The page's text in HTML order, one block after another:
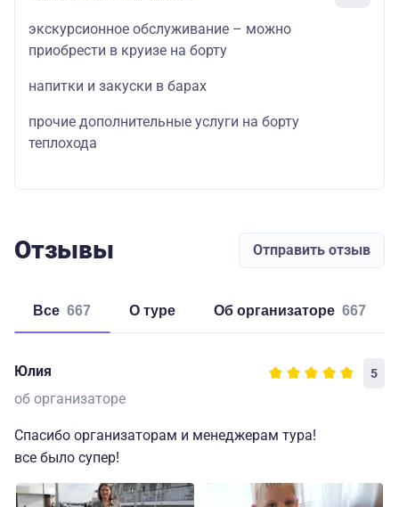
экскурсионное обслуживание – можно
приобрести в круизе на борту
напитки и закуски в барах
прочие дополнительные услуги на борту
теплохода
Отзывы Отправить отзыв
Все 667 о туре об организаторе 667
Юлия 5
об организаторе
Спасибо организаторам и менеджерам тура!
все было супер!